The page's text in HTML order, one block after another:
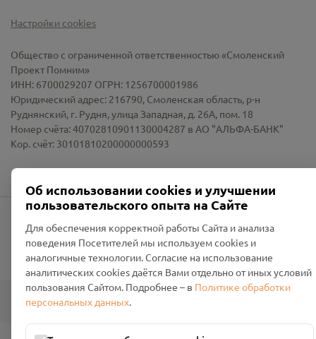
Настройки cookies
Общество с ограниченной ответственностью «Смоленский
Проект Помним»
ИНН: 6700029207 ОГРН: 1256700001986
Юридический адрес: 216790, Смоленская область, р-н
Руднянский, г. Рудня, улица Западная, д. 26А, пом. 18
Номер счёта: 40702810901130004287 в АО "АЛЬФА-БАНК"
Кор. счёт: 30101810200000000593
info@pomnim.online
Все права защищены ©
Об использовании cookies и улучшении
пользовательского опыта на Сайте
Для обеспечения корректной работы Сайта и анализа
поведения Посетителей мы используем cookies и
аналогичные технологии. Согласие на использование
аналитических cookies даётся Вами отдельно от иных условий
пользования Сайтом. Подробнее – в Политике обработки
персональных данных.